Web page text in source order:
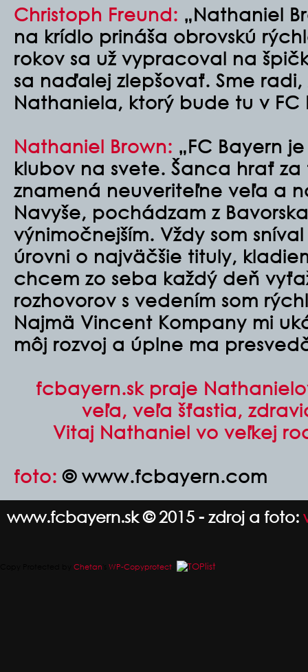
Christoph Freund: „Nathaniel
na krídlo prináša obrovskú
rokov sa už vypracoval na
sa naďalej zlepšovať. Sme
Nathaniela, ktorý bude tu v FC
Nathaniel Brown: „FC Bayern
klubov na svete. Šanca hrať
znamená neuveriteľne veľa a
Navyše, pochádzam z
výnimočnejším. Vždy som
úrovni o najväčšie tituly,
chcem zo seba každý deň
rozhovorov s vedením som
Najmä Vincent Kompany mi
môj rozvoj a úplne ma
fcbayern.sk praje
veľa, veľa šťastia,
Vitaj Nathaniel vo veľkej
foto: © www.fcbayern.com
www.fcbayern.sk © 2015 - zdroj a foto:
Chetan WP-Copyprotect